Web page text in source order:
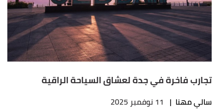
تجارب فاخرة في جدة لعشاق السياحة الراقية
سالي مهنا | 11 نوفمبر 2025